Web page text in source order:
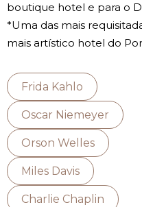
boutique hotel e para o
*Uma das mais
mais artístico hotel do
Frida Kahlo
Oscar Niemeyer
Orson Welles
Miles Davis
Charlie Chaplin